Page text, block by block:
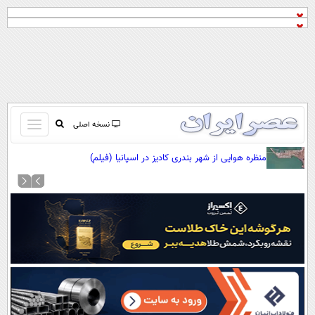
نسخه اصلی
باز
و
کردن
صفحه اول
آرشیو
نظرسنجی
آب و هوا
اوقات شرعی
سواد زندگی
منظره هوایی از شهر بندری کادیز در اسپانیا (فیلم)